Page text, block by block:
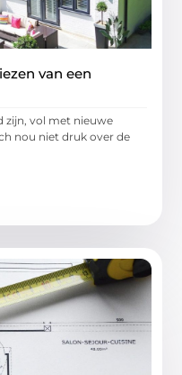
van een
zijn, vol met nieuwe
nou niet druk over de